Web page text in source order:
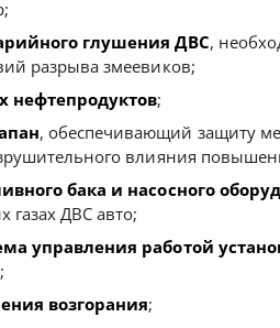
глушения ДВС,
разрыва змеевиков;
нефтепродуктов;
, обеспечивающий защиту
влияния
бака и насосного
ДВС авто;
управления работой
;
возгорания;